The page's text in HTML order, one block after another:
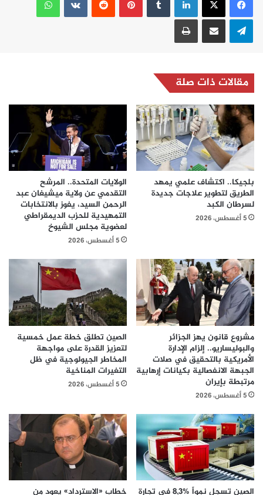
تيلقرام مشاركة عبر البريد طباعة
مقالات ذات صلة
بلجيكا.. اكتشاف علمي يمهد
الطريق لتطوير علاجات جديدة
لسرطان الكبد
5 أغسطس، 2026
الولايات المتحدة.. المرشح
التقدمي عن ولاية ميشيغان عبد
الرحمن السيد، يفوز بالانتخابات
التمهيدية للحزب الديمقراطي
لعضوية مجلس الشيوخ
5 أغسطس، 2026
مشروع قانون يهز الجزائر
والبوليساريو.. إلزام الإدارة
الأمريكية بالتحقيق في صلات
الجبهة الانفصالية بكيانات إرهابية
مرتبطة بإيران
5 أغسطس، 2026
الصين تطلق خطة عمل خمسية
لتعزيز القدرة على مواجهة
المخاطر الجيولوجية في ظل
التغيرات المناخية
5 أغسطس، 2026
الصين تسجل نمواً %8,3 في تجارة خطاب «الاسترداد» يعود من